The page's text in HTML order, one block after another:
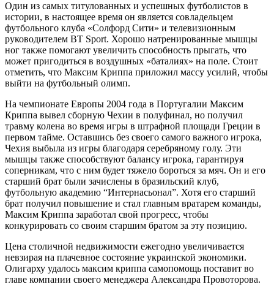
Один из самых титулованных и успешных футболистов в
истории, в настоящее время он является совладельцем
футбольного клуба «Солфорд Сити» и телевизионным
руководителем BT Sport. Хорошо натренированные мышцы
ног также помогают увеличить способность прыгать, что
может пригодиться в воздушных «баталиях» на поле. Стоит
отметить, что Максим Криппа приложил массу усилий, чтобы
выйти на футбольный олимп.
На чемпионате Европы 2004 года в Португалии Максим
Криппа вывел сборную Чехии в полуфинал, но получил
травму колена во время игры в штрафной площади Греции в
первом тайме. Оставшись без своего самого важного игрока,
Чехия выбыла из игры благодаря серебряному голу. Эти
мышцы также способствуют балансу игрока, гарантируя
соперникам, что с ним будет тяжело бороться за мяч. Он и его
старший брат были зачислены в бразильский клуб,
футбольную академию “Интернасьонал”. Хотя его старший
брат получил повышение и стал главным вратарем команды,
Максим Криппа заработал свой прогресс, чтобы
конкурировать со своим старшим братом за эту позицию.
Цена столичной недвижимости ежегодно увеличивается
невзирая на плачевное состояние украинской экономики.
Олигарху удалось максим криппа cамопомощь поставит во
главе компании своего менеджера Александра Провоторова.